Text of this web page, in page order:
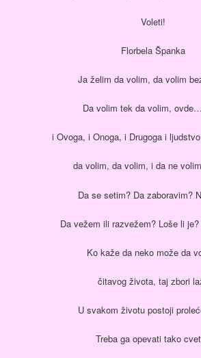
Voleti!
Florbela Španka
Ja želim da volim, da volim
Da volim tek da volim,
i Ovoga, i Onoga, i Drugoga i
da volim, da volim, i da ne
Da se setim? Da zaboravim?
Da vežem ili razvežem? Loše li
Ko kaže da neko može da
čitavog života, taj zbori
U svakom životu postoji
Treba ga opevati tako